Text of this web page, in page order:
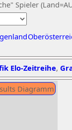
Spieler
Elo-Zeitreihe,